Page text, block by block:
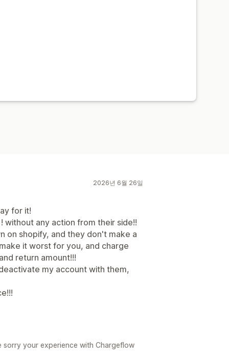
2026년 6월 26일
for it!
without any action from their side!!
on shopify, and they don't make a
it worst for you, and charge
return amount!!!
my account with them,
your experience with Chargeflow